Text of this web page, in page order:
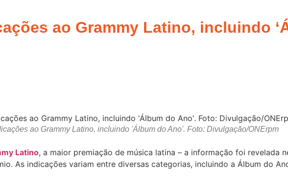
ao Grammy Latino, incluindo
ao Grammy Latino, incluindo 'Álbum do Ano'. Foto: Divulgação/ONErpm
Latino, a maior premiação de música latina – a informação foi revelada
As indicações variam entre diversas categorias, incluindo a Álbum do